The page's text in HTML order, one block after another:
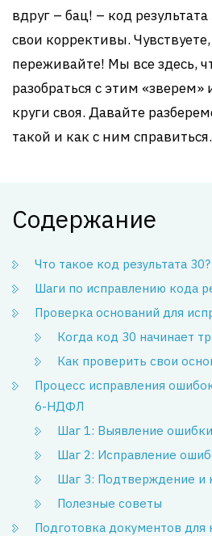
вдруг – бац! – код
свои коррективы.
переживайте! Мы все здесь,
разобраться с этим «зверем»
круги своя. Давайте
такой и как с ним справиться.
Содержание
Что такое код результата 30?
Шаги по исправлению кода
Проверка оснований для
Когда код 30 начинает
Как проверить свои
Процесс исправления
6-НДФЛ
Шаг 1: Выявление ошибки
Шаг 2: Исправление
Шаг 3: Подтверждение и
Полезные советы
Подготовка документов для